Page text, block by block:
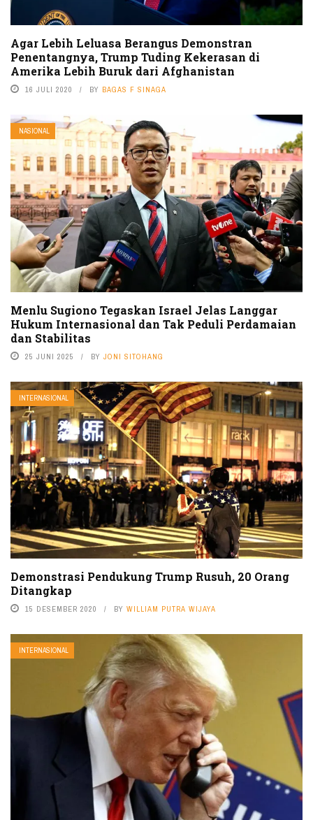
Agar Lebih Leluasa Berangus Demonstran
Penentangnya, Trump Tuding Kekerasan di
Amerika Lebih Buruk dari Afghanistan
16 JULI 2020 BY BAGAS F SINAGA
NASIONAL
Menlu Sugiono Tegaskan Israel Jelas Langgar
Hukum Internasional dan Tak Peduli Perdamaian
dan Stabilitas
25 JUNI 2025 BY JONI SITOHANG
INTERNASIONAL
Demonstrasi Pendukung Trump Rusuh, 20 Orang
Ditangkap
15 DESEMBER 2020 BY WILLIAM PUTRA WIJAYA
INTERNASIONAL